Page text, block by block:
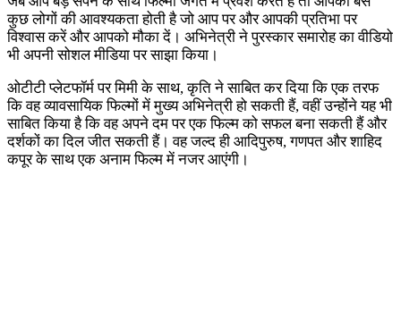
कुछ लोगों की आवश्यकता होती है जो आप पर और आपकी प्रतिभा पर
विश्वास करें और आपको मौका दें। अभिनेत्री ने पुरस्कार समारोह का वीडियो
भी अपनी सोशल मीडिया पर साझा किया।
ओटीटी प्लेटफॉर्म पर मिमी के साथ, कृति ने साबित कर दिया कि एक तरफ
कि वह व्यावसायिक फिल्मों में मुख्य अभिनेत्री हो सकती हैं, वहीं उन्होंने यह भी
साबित किया है कि वह अपने दम पर एक फिल्म को सफल बना सकती हैं और
दर्शकों का दिल जीत सकती हैं। वह जल्द ही आदिपुरुष, गणपत और शाहिद
कपूर के साथ एक अनाम फिल्म में नजर आएंगी।